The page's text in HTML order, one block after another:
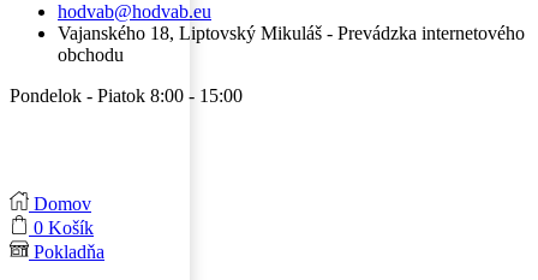
hodvab@hodvab.eu
Vajanského 18, Liptovský Mikuláš - Prevádzka internetového
obchodu
Pondelok - Piatok 8:00 - 15:00
Domov
0 Košík
Pokladňa